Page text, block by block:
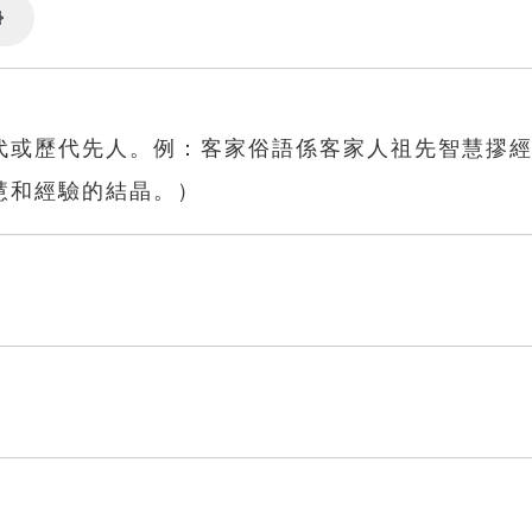
歷代先人。例：客家俗語係客家人祖先智慧摎
經驗的結晶。）